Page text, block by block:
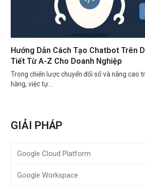
Hướng Dẫn Cách Tạo Chatbot Trên
Tiết Từ A-Z Cho Doanh Nghiệp
Trong chiến lược chuyển đổi số và nâng cao
hàng, việc tự…
GIẢI PHÁP
Google Cloud Platform
Google Workspace